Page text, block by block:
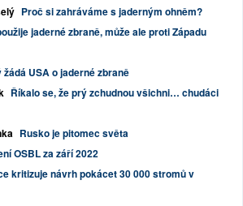
Proč si zahráváme s jaderným ohněm?
jaderné zbraně, může ale proti Západu
žádá USA o jaderné zbraně
Říkalo se, že prý zchudnou všichni… chudáci
Rusko je pitomec světa
OSBL za září 2022
kritizuje návrh pokácet 30 000 stromů v